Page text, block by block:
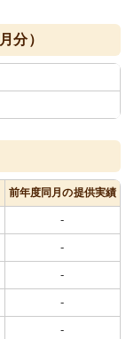
分）
前年度同月の提供実績
-
-
-
-
-